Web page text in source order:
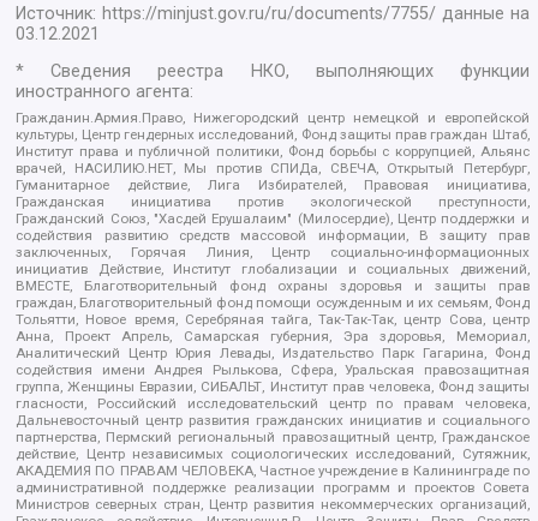
Источник: https://minjust.gov.ru/ru/documents/7755/ данные на
03.12.2021
* Сведения реестра НКО, выполняющих функции
иностранного агента:
Гражданин.Армия.Право, Нижегородский центр немецкой и европейской
культуры, Центр гендерных исследований, Фонд защиты прав граждан Штаб,
Институт права и публичной политики, Фонд борьбы с коррупцией, Альянс
врачей, НАСИЛИЮ.НЕТ, Мы против СПИДа, СВЕЧА, Открытый Петербург,
Гуманитарное действие, Лига Избирателей, Правовая инициатива,
Гражданская инициатива против экологической преступности,
Гражданский Союз, "Хасдей Ерушалаим" (Милосердие), Центр поддержки и
содействия развитию средств массовой информации, В защиту прав
заключенных, Горячая Линия, Центр социально-информационных
инициатив Действие, Институт глобализации и социальных движений,
ВМЕСТЕ, Благотворительный фонд охраны здоровья и защиты прав
граждан, Благотворительный фонд помощи осужденным и их семьям, Фонд
Тольятти, Новое время, Серебряная тайга, Так-Так-Так, центр Сова, центр
Анна, Проект Апрель, Самарская губерния, Эра здоровья, Мемориал,
Аналитический Центр Юрия Левады, Издательство Парк Гагарина, Фонд
содействия имени Андрея Рылькова, Сфера, Уральская правозащитная
группа, Женщины Евразии, СИБАЛЬТ, Институт прав человека, Фонд защиты
гласности, Российский исследовательский центр по правам человека,
Дальневосточный центр развития гражданских инициатив и социального
партнерства, Пермский региональный правозащитный центр, Гражданское
действие, Центр независимых социологических исследований, Сутяжник,
АКАДЕМИЯ ПО ПРАВАМ ЧЕЛОВЕКА, Частное учреждение в Калининграде по
административной поддержке реализации программ и проектов Совета
Министров северных стран, Центр развития некоммерческих организаций,